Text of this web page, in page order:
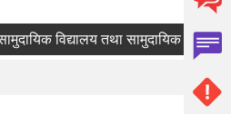
सामुदायिक विद्यालय तथा सामुदायिक